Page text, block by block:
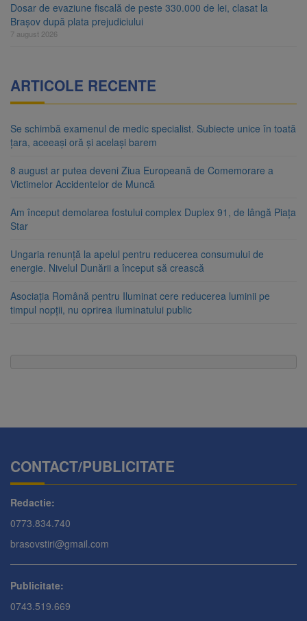
Dosar de evaziune fiscală de peste 330.000 de lei, clasat la
Brașov după plata prejudiciului
7 august 2026
ARTICOLE RECENTE
Se schimbă examenul de medic specialist. Subiecte unice în toată
țara, aceeași oră și același barem
8 august ar putea deveni Ziua Europeană de Comemorare a
Victimelor Accidentelor de Muncă
Am început demolarea fostului complex Duplex 91, de lângă Piața
Star
Ungaria renunță la apelul pentru reducerea consumului de
energie. Nivelul Dunării a început să crească
Asociația Română pentru Iluminat cere reducerea luminii pe
timpul nopții, nu oprirea iluminatului public
CONTACT/PUBLICITATE
Redactie:
0773.834.740
brasovstiri@gmail.com
Publicitate:
0743.519.669